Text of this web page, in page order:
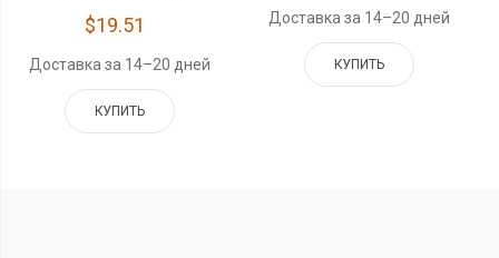
$19.51
Доставка за 14–20 дней
КУПИТЬ
Доставка за 14–20 дней
КУПИТЬ